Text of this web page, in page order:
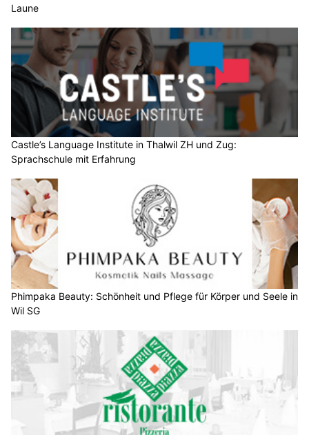
Laune
Castle’s Language Institute in Thalwil ZH und Zug:
Sprachschule mit Erfahrung
Phimpaka Beauty: Schönheit und Pflege für Körper und Seele in
Wil SG